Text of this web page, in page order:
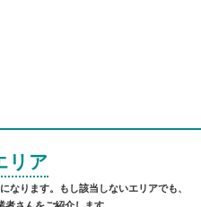
リア
なります。もし該当しないエリアでも、